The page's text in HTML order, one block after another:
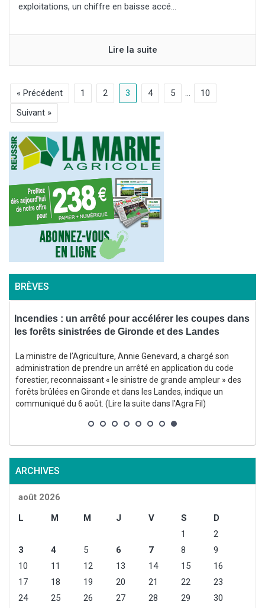
exploitations, un chiffre en baisse accé...
Lire la suite
« Précédent 1 2 3 4 5 …
10
Suivant »
BRÈVES
Incendies : un arrêté pour accélérer les coupes dans
les forêts sinistrées de Gironde et des Landes
La ministre de l’Agriculture, Annie Genevard, a chargé son
administration de prendre un arrêté en application du code
forestier, reconnaissant « le sinistre de grande ampleur » des
forêts brûlées en Gironde et dans les Landes, indique un
communiqué du 6 août. (Lire la suite dans l'Agra Fil)
ARCHIVES
août 2026
L
M M J V S
D
1
2
3
4 5 6 7 8
9
10
11 12 13 14 15
16
17
18 19 20 21 22
23
24
25 26 27 28 29
30